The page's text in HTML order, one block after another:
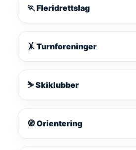
🏃 Fleridrettslag
🤸 Turnforeninger
⛷️ Skiklubber
🧭 Orientering